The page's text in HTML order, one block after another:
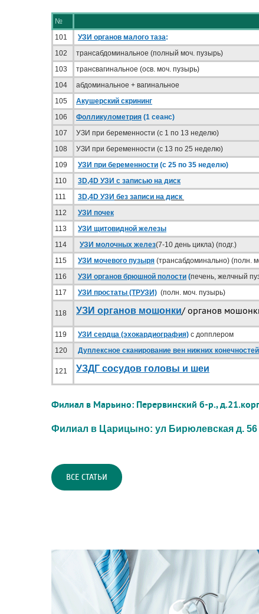
№
101
УЗИ органов малого таза:
102
трансабдоминальное (полный моч. пузырь)
103
трансвагинальное (осв. моч. пузырь)
104
абдоминальное + вагинальное
105
Акушерский скрининг
106
Фолликулометрия (1 сеанс)
107
УЗИ при беременности (с 1 по 13 неделю)
108
УЗИ при беременности (с 13 по 25 неделю)
109
УЗИ при беременности (с 25 по 35 неделю)
110
3D,4D УЗИ с записью на диск
111
3D,4D УЗИ без записи на диск
112
УЗИ почек
113
УЗИ щитовидной железы
114
УЗИ молочных желез(7-10 день цикла) (подг.)
115
УЗИ мочевого пузыря (трансабдоминально) (полн.
116
УЗИ органов брюшной полости (печень, желчный
117
УЗИ простаты (ТРУЗИ) (полн. моч. пузырь)
118 УЗИ органов мошонки/ органов
119 УЗИ сердца (эхокардиография) с допплером
120
Дуплексное сканирование вен нижних конечностей
121 УЗДГ сосудов головы и шеи
Филиал в Марьино: Перервинский б-р.,
Филиал в Царицыно: ул Бирюлевская д. 56
ВСЕ СТАТЬИ